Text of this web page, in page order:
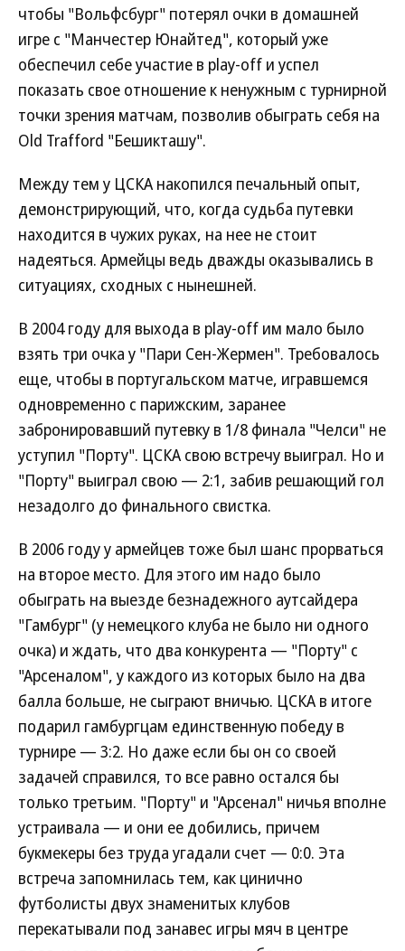
чтобы "Вольфсбург" потерял очки в домашней
игре с "Манчестер Юнайтед", который уже
обеспечил себе участие в play-off и успел
показать свое отношение к ненужным с турнирной
точки зрения матчам, позволив обыграть себя на
Old Trafford "Бешикташу".
Между тем у ЦСКА накопился печальный опыт,
демонстрирующий, что, когда судьба путевки
находится в чужих руках, на нее не стоит
надеяться. Армейцы ведь дважды оказывались в
ситуациях, сходных с нынешней.
В 2004 году для выхода в play-off им мало было
взять три очка у "Пари Сен-Жермен". Требовалось
еще, чтобы в португальском матче, игравшемся
одновременно с парижским, заранее
забронировавший путевку в 1/8 финала "Челси" не
уступил "Порту". ЦСКА свою встречу выиграл. Но и
"Порту" выиграл свою — 2:1, забив решающий гол
незадолго до финального свистка.
В 2006 году у армейцев тоже был шанс прорваться
на второе место. Для этого им надо было
обыграть на выезде безнадежного аутсайдера
"Гамбург" (у немецкого клуба не было ни одного
очка) и ждать, что два конкурента — "Порту" с
"Арсеналом", у каждого из которых было на два
балла больше, не сыграют вничью. ЦСКА в итоге
подарил гамбургцам единственную победу в
турнире — 3:2. Но даже если бы он со своей
задачей справился, то все равно остался бы
только третьим. "Порту" и "Арсенал" ничья вполне
устраивала — и они ее добились, причем
букмекеры без труда угадали счет — 0:0. Эта
встреча запомнилась тем, как цинично
футболисты двух знаменитых клубов
перекатывали под занавес игры мяч в центре